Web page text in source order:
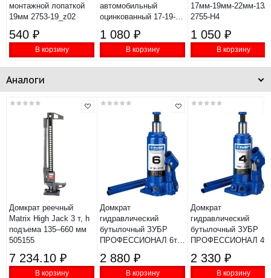
монтажной лопаткой
19мм 2753-19_z02
540 ₽
В корзину
автомобильный
оцинкованный 17-19-
1 080 ₽
В корзину
17мм-19мм-22мм-13/
2755-H4
1 050 ₽
В корзину
Аналоги
Домкрат реечный
Matrix High Jack 3 т, h
подъема 135–660 мм
505155
7 234.10 ₽
В корзину
Домкрат
гидравлический
бутылочный ЗУБР
ПРОФЕССИОНАЛ 6т
2 880 ₽
В корзину
Домкрат
гидравлический
бутылочный ЗУБР
ПРОФЕССИОНАЛ 4т
2 330 ₽
В корзину